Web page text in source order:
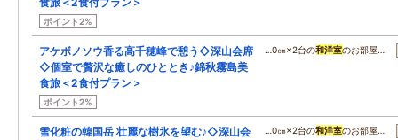
ポイント2%
アケボノソウ香る高千穂峰で憩う◇深山会席
◇個室で贅沢な癒しのひととき♪錦秋霧島美
食旅＜2食付プラン＞
ポイント2%
…0㎝×2台の和洋室のお部屋…
雪化粧の韓国岳 壮麗な樹氷を望む♪◇深山会
…0㎝×2台の和洋室のお部屋…